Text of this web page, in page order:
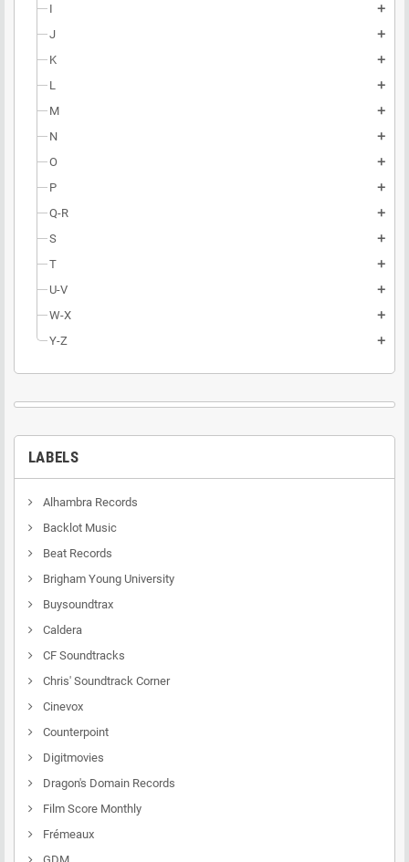
I add
J add
K add
L add
M add
N add
O add
P add
Q-R add
S add
T add
U-V add
W-X add
Y-Z add
LABELS
Alhambra Records
Backlot Music
Beat Records
Brigham Young University
Buysoundtrax
Caldera
CF Soundtracks
Chris' Soundtrack Corner
Cinevox
Counterpoint
Digitmovies
Dragon's Domain Records
Film Score Monthly
Frémeaux